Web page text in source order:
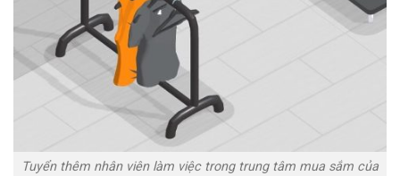
Tuyển thêm nhân viên làm việc trong trung tâm mua sắm của